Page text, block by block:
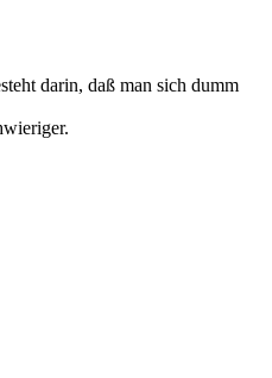
darin, daß man sich dumm